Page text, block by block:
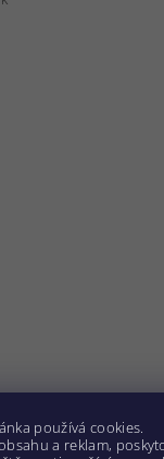
používá cookies.
a reklam,